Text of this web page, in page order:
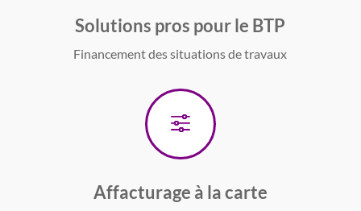
Solutions pros pour le BTP
Financement des situations de travaux
f
Affacturage à la carte